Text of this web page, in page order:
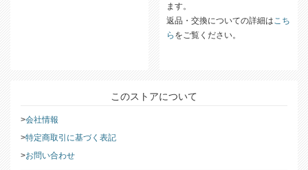
ます。
返品・交換についての詳細は こち
ら をご覧ください。
このストアについて
会社情報
特定商取引に基づく表記
お問い合わせ